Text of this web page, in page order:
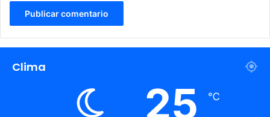
Clima
25 ℃